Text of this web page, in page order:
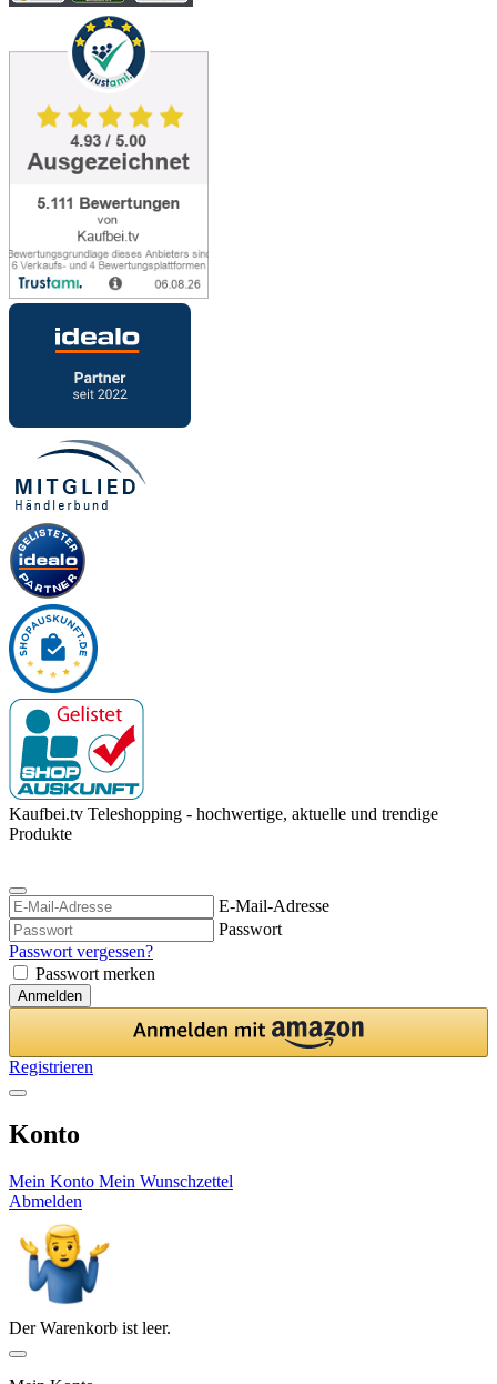
Kaufbei.tv Teleshopping - hochwertige, aktuelle und trendige
Produkte
E-Mail-Adresse
Passwort
Passwort vergessen?
Passwort merken
Anmelden
Registrieren
Konto
Mein Konto Mein Wunschzettel
Abmelden
Der Warenkorb ist leer.